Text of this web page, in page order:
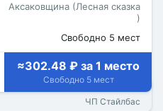
Аксаковщина (Лесная сказка
)
Свободно 5 мест
≈302.48 ₽ за 1 место
Свободно 5 мест
ЧП Стайлбас